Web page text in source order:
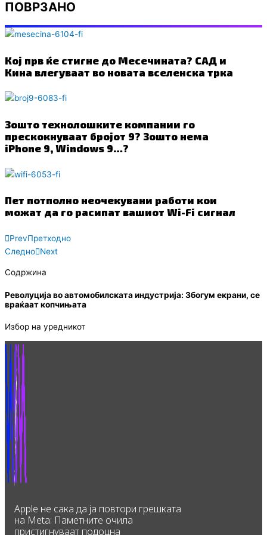
ПОВРЗАНО
Кој прв ќе стигне до Месечината? САД и
Кина влегуваат во новата вселенска трка
Зошто технолошките компании го
прескокнуваат бројот 9? Зошто нема
iPhone 9, Windows 9…?
Пет потполно неочекувани работи кои
можат да го расипат вашиот Wi-Fi сигнал
PrevПретходно
Следно Next
Содржина
Револуција во автомобилската индустрија: Збогум екрани, се
враќаат копчињата
Избор на уредникот
Apple не сака да ја повтори грешката
на Meta: Паметните очила
пристигнуваат подоцна